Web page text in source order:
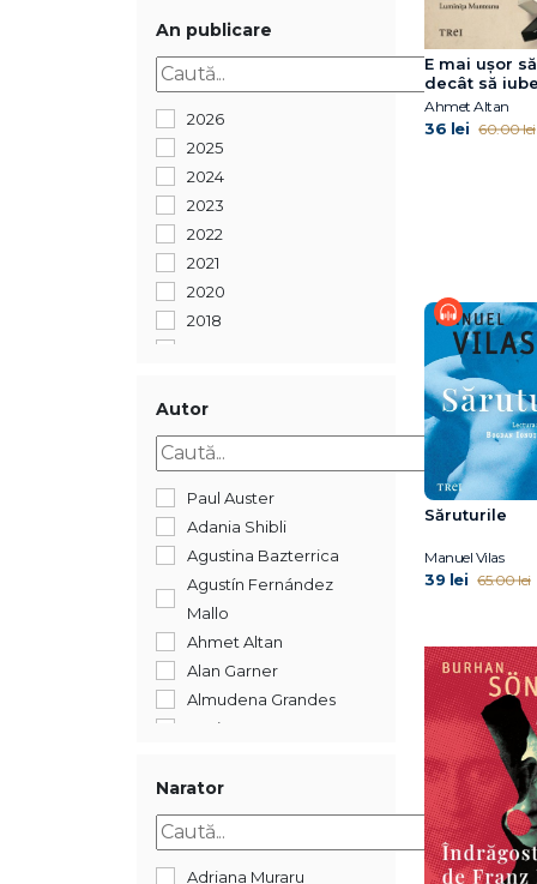
An publicare
2026
2025
2024
2023
2022
2021
2020
2018
Autor
Paul Auster
Adania Shibli
Agustina Bazterrica
Agustín Fernández
Mallo
Ahmet Altan
Alan Garner
Almudena Grandes
Annie Ernaux
Bora Chung
Burhan Sönmez
Camila Sosa Villada
Camilla Sosa Villada
Narator
Adriana Muraru
E mai ușor
decât să
Cvartetul
vol.3)
Ahmet Altan
36 lei 60.00 lei
Săruturile
Manuel Vilas
39 lei 65.00 lei